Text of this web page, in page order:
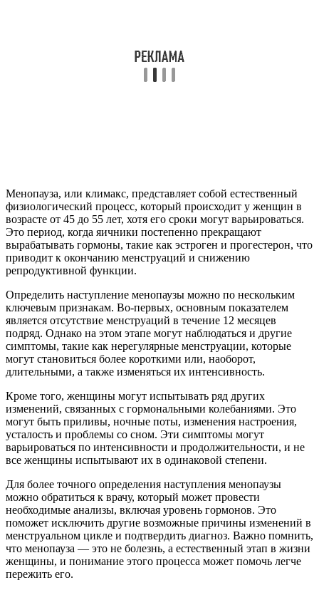
Менопауза, или климакс, представляет собой естественный
физиологический процесс, который происходит у женщин в
возрасте от 45 до 55 лет, хотя его сроки могут варьироваться.
Это период, когда яичники постепенно прекращают
вырабатывать гормоны, такие как эстроген и прогестерон, что
приводит к окончанию менструаций и снижению
репродуктивной функции.
Определить наступление менопаузы можно по нескольким
ключевым признакам. Во-первых, основным показателем
является отсутствие менструаций в течение 12 месяцев
подряд. Однако на этом этапе могут наблюдаться и другие
симптомы, такие как нерегулярные менструации, которые
могут становиться более короткими или, наоборот,
длительными, а также изменяться их интенсивность.
Кроме того, женщины могут испытывать ряд других
изменений, связанных с гормональными колебаниями. Это
могут быть приливы, ночные поты, изменения настроения,
усталость и проблемы со сном. Эти симптомы могут
варьироваться по интенсивности и продолжительности, и не
все женщины испытывают их в одинаковой степени.
Для более точного определения наступления менопаузы
можно обратиться к врачу, который может провести
необходимые анализы, включая уровень гормонов. Это
поможет исключить другие возможные причины изменений в
менструальном цикле и подтвердить диагноз. Важно помнить,
что менопауза — это не болезнь, а естественный этап в жизни
женщины, и понимание этого процесса может помочь легче
пережить его.